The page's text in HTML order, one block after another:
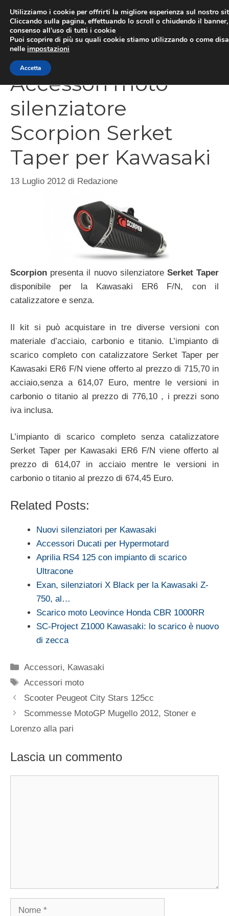
contenuto
Accessori moto
silenziatore
Scorpion Serket
Taper per Kawasaki
13 Luglio 2012 di Redazione
Scorpion presenta il nuovo silenziatore Serket Taper
disponibile per la Kawasaki ER6 F/N, con il
catalizzatore e senza.
Il kit si può acquistare in tre diverse versioni con
materiale d’acciaio, carbonio e titanio. L’impianto di
scarico completo con catalizzatore Serket Taper per
Kawasaki ER6 F/N viene offerto al prezzo di 715,70 in
acciaio,senza a 614,07 Euro, mentre le versioni in
carbonio o titanio al prezzo di 776,10 , i prezzi sono
iva inclusa.
L’impianto di scarico completo senza catalizzatore
Serket Taper per Kawasaki ER6 F/N viene offerto al
prezzo di 614,07 in acciaio mentre le versioni in
carbonio o titanio al prezzo di 674,45 Euro.
Related Posts:
Nuovi silenziatori per Kawasaki
Accessori Ducati per Hypermotard
Aprilia RS4 125 con impianto di scarico
Ultracone
Exan, silenziatori X Black per la Kawasaki Z-
750, al…
Scarico moto Leovince Honda CBR 1000RR
SC-Project Z1000 Kawasaki: lo scarico è nuovo
di zecca
Categorie
Accessori, Kawasaki
Tag
Accessori moto
Scooter Peugeot City Stars 125cc
Scommesse MotoGP Mugello 2012, Stoner e
Lorenzo alla pari
Lascia un commento
Utilizziamo i cookie per offrirti la migliore esperienza sul nostro
Cliccando sulla pagina, effettuando lo scroll o chiudendo il
consenso all’uso di tutti i cookie
Puoi scoprire di più su quali cookie stiamo utilizzando o come
nelle impostazioni
Accetta